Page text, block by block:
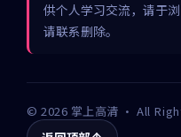
供个人学习交流，请于
请联系删除。
©2026 掌上高清 · All